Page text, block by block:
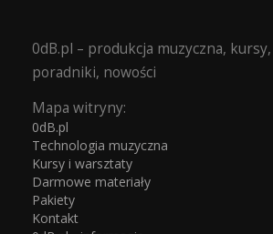
0dB.pl – produkcja muzyczna,
poradniki, nowości
Mapa witryny:
0dB.pl
Technologia muzyczna
Kursy i warsztaty
Darmowe materiały
Pakiety
Kontakt